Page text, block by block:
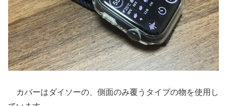
カバーはダイソーの、側面のみ覆うタイプの物を使用し